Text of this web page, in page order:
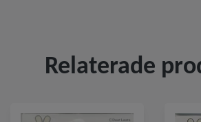
Relaterade